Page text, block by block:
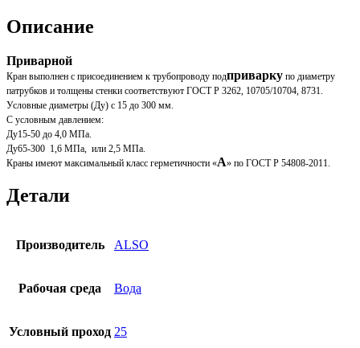
Описание
Приварной
Кран выполнен с присоединением к трубопроводу подприварку по диаметру
патрубков и толщены стенки соответствуют ГОСТ Р 3262, 10705/10704, 8731.
Условные диаметры (Ду) с 15 до 300 мм.
С условным давлением:
Ду15-50 до 4,0 МПа.
Ду65-300 1,6 МПа, или 2,5 МПа.
Краны имеют максимальный класс герметичности «А» по ГОСТ Р 54808-2011.
Детали
Производитель ALSO
Рабочая среда Вода
Условный проход 25